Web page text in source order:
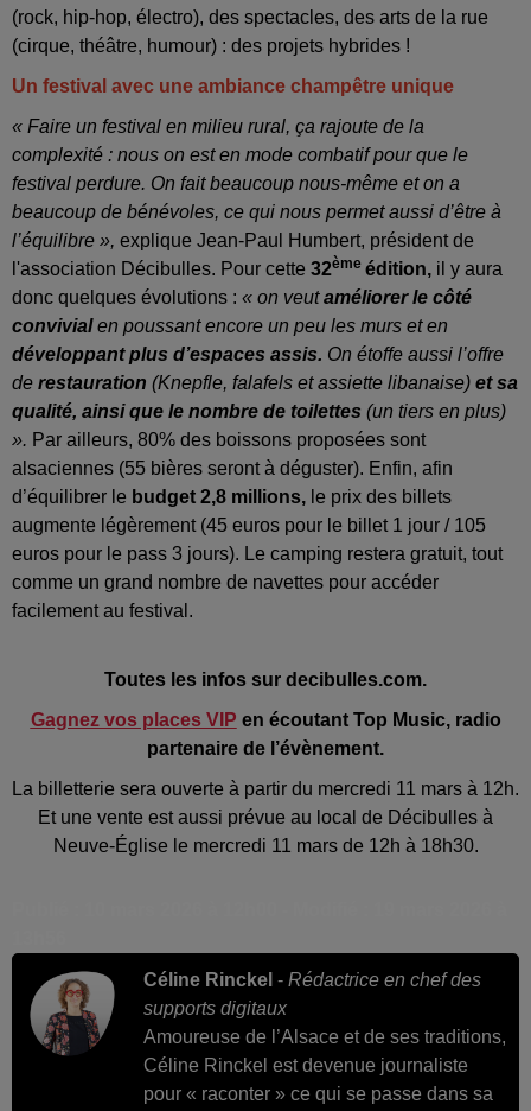
(rock, hip-hop, électro), des spectacles, des arts de la rue
(cirque, théâtre, humour) : des projets hybrides !
Un festival avec une ambiance champêtre unique
« Faire un festival en milieu rural, ça rajoute de la
complexité : nous on est en mode combatif pour que le
festival perdure. On fait beaucoup nous-même et on a
beaucoup de bénévoles, ce qui nous permet aussi d’être à
l’équilibre », explique Jean-Paul Humbert, président de
l'association Décibulles. Pour cette 32ème édition, il y aura
donc quelques évolutions : « on veutaméliorer le côté
convivialen poussant encore un peu les murs et en
développant plus d’espaces assis. On étoffe aussi l’offre
de restauration (Knepfle, falafels et assiette libanaise) et sa
qualité, ainsi que le nombre de toilettes (un tiers en plus)
». Par ailleurs, 80% des boissons proposées sont
alsaciennes (55 bières seront à déguster). Enfin, afin
d’équilibrer le budget 2,8 millions, le prix des billets
augmente légèrement (45 euros pour le billet 1 jour / 105
euros pour le pass 3 jours). Le camping restera gratuit, tout
comme un grand nombre de navettes pour accéder
facilement au festival.
Toutes les infos sur decibulles.com.
Gagnez vos places VIP en écoutant Top Music, radio
partenaire de l’évènement.
La billetterie sera ouverte à partir du mercredi 11 mars à 12h.
Et une vente est aussi prévue au local de Décibulles à
Neuve-Église le mercredi 11 mars de 12h à 18h30.
Céline Rinckel - Rédactrice en chef des
supports digitaux
Amoureuse de l’Alsace et de ses traditions,
Céline Rinckel est devenue journaliste
pour « raconter » ce qui se passe dans sa